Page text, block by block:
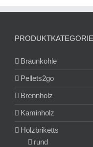
Braunkohle
Pellets2go
Brennholz
Kaminholz
Holzbriketts
rund